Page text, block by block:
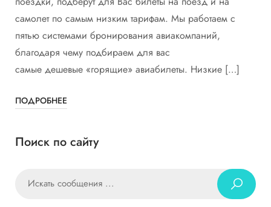
самолет по самым низким тарифам. Мы работаем с
пятью системами бронирования авиакомпаний,
благодаря чему подбираем для вас
самые дешевые «горящие» авиабилеты. Низкие […]
ПОДРОБНЕЕ
Поиск по сайту